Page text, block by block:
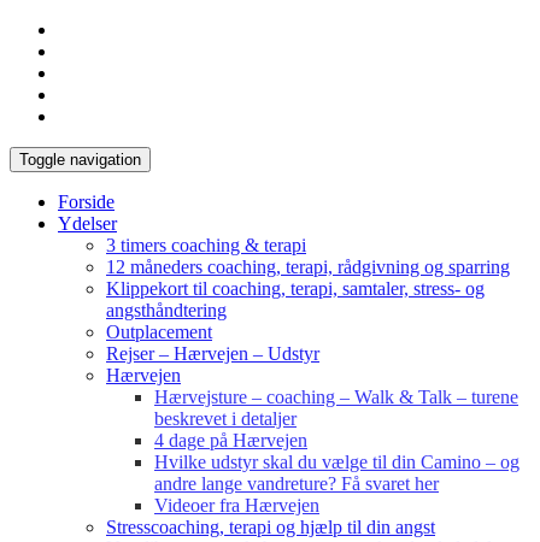
Toggle navigation
Forside
Ydelser
3 timers coaching & terapi
12 måneders coaching, terapi, rådgivning og sparring
Klippekort til coaching, terapi, samtaler, stress- og
angsthåndtering
Outplacement
Rejser – Hærvejen – Udstyr
Hærvejen
Hærvejsture – coaching – Walk & Talk – turene
beskrevet i detaljer
4 dage på Hærvejen
Hvilke udstyr skal du vælge til din Camino – og
andre lange vandreture? Få svaret her
Videoer fra Hærvejen
Stresscoaching, terapi og hjælp til din angst